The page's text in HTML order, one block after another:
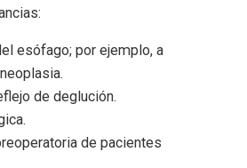
esófago; por ejemplo, a
de deglución.
de pacientes